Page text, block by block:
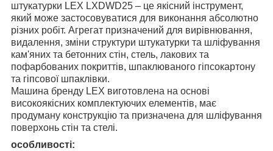
штукатурки LEX LXDWD25 – це якісний інструмент,
який може застосовуватися для виконання абсолютно
різних робіт. Агрегат призначений для вирівнювання,
видалення, зміни структури штукатурки та шліфування
кам'яних та бетонних стін, стель, лакових та
пофарбованих покриттів, шпаклюваного гіпсокартону
та гіпсової шпаклівки.
Машина бренду LEX виготовлена на основі
високоякісних комплектуючих елементів, має
продуману конструкцію та призначена для шліфування
поверхонь стін та стелі.
особливості: